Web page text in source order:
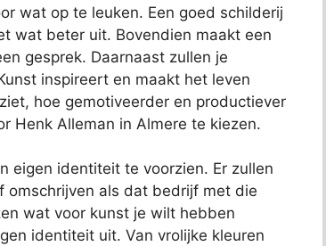
wat op te leuken. Een goed schilderij
wat beter uit. Bovendien maakt een
gesprek. Daarnaast zullen je
inspireert en maakt het leven
hoe gemotiveerder en productiever
Henk Alleman in Almere te kiezen.
eigen identiteit te voorzien. Er zullen
omschrijven als dat bedrijf met die
wat voor kunst je wilt hebben
identiteit uit. Van vrolijke kleuren